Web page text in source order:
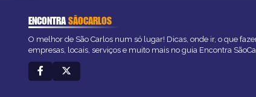
ENCONTRASÃOCARLOS
O melhor de São Carlos num só lugar! Dicas, onde ir, o que
empresas, locais, serviços e muito mais no guia Encontra